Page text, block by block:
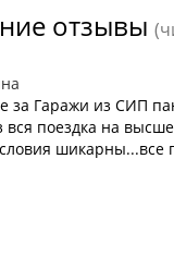
отзывы
за Гаражи из СИП
вся поездка на
шикарны...все